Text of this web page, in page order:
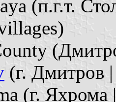
(п.г.т.
(г. Дмитров
(г. Яхрома